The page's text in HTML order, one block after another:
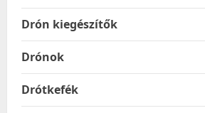
Drón kiegészítők
Drónok
Drótkefék